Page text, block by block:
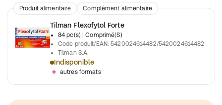
Produit alimentaire Complément alimentaire
Tilman Flexofytol Forte
84 pc(s)
| Comprimé(S)
Code produit/EAN:5420024614482/5420024614482
Tilman S.A.
Indisponible
Complément articulaire à base de curcuma, boswellia et
autres formats